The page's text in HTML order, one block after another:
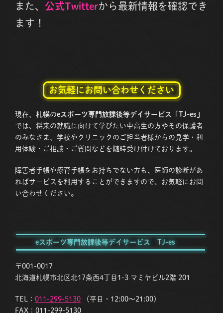
また、 公式Twitterから最新情報を確認でき
ます！
お気軽にお問い合わせください
現在、 札幌のeスポーツ専門放課後等デイサービス「TJ-es」
では、将来の就職に向けて学びたい中高生の方やその保護者
のみなさま、学校やクリニックのご担当者様からの見学・利
用体験・ご相談・ご質問などを随時受け付けております。
障害者手帳や療育手帳をお持ちでない方も、医師の診断があ
ればサービスを利用することができますので、お気軽にお問
い合わせください。
eスポーツ専門放課後等デイサービス TJ-es
〒001-0017
北海道札幌市北区北17条西4丁目1-3 マミヤビル2階 201
TEL： 011-299-5130 （平日・12:00〜21:00）
FAX：011-299-5130